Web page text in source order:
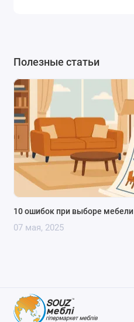
Полезные статьи
10 ошибок при выборе мебели
07 мая, 2025